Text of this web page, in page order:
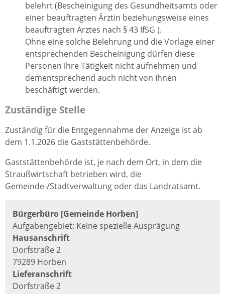
belehrt (Bescheinigung des Gesundheitsamts oder
einer beauftragten Ärztin beziehungsweise eines
beauftragten Arztes nach § 43 IfSG ).
Ohne eine solche Belehrung und die Vorlage einer
entsprechenden Bescheinigung dürfen diese
Personen ihre Tätigkeit nicht aufnehmen und
dementsprechend auch nicht von Ihnen
beschäftigt werden.
Zuständige Stelle
Zuständig für die Entgegennahme der Anzeige ist ab
dem 1.1.2026 die Gaststättenbehörde.
Gaststättenbehörde ist, je nach dem Ort, in dem die
Straußwirtschaft betrieben wird, die
Gemeinde-/Stadtverwaltung oder das Landratsamt.
Bürgerbüro [Gemeinde Horben]
Aufgabengebiet: Keine spezielle Ausprägung
Hausanschrift
Dorfstraße 2
79289 Horben
Lieferanschrift
Dorfstraße 2